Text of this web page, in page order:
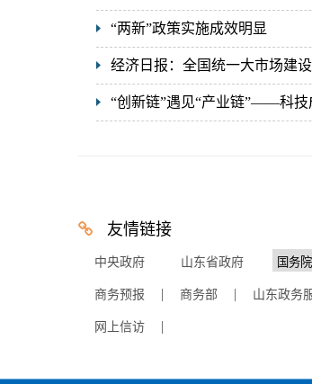
“两新”政策实施成效明显
经济日报：全国统一大市场建
“创新链”遇见“产业链”——科技